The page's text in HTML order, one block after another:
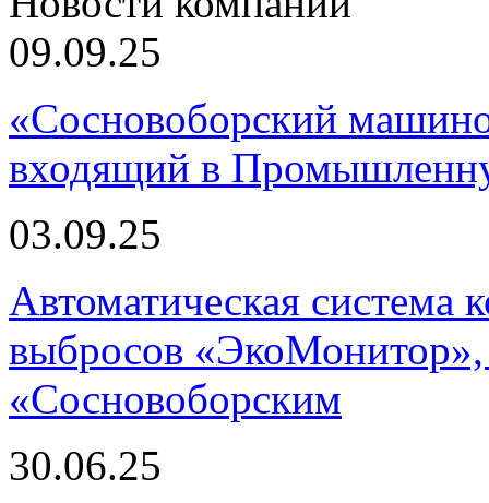
09.09.25
«Сосновоборский
входящий в
03.09.25
Автоматическая
выбросов «ЭкоМонитор»,
«Сосновоборским
30.06.25